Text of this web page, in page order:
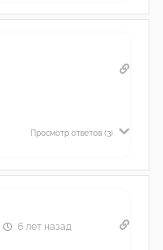
Просмотр ответов (3)
6 лет назад